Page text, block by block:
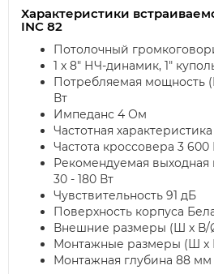
Характеристики
INC 82
Потолочный
1 x 8" НЧ-динамик, 1"
Потребляемая мощность
Вт
Импеданс 4 Ом
Частотная
Частота кроссовера 3 600
Рекомендуемая
30 - 180 Вт
Чувствительность 91 дБ
Поверхность корпуса
Внешние размеры (Ш x В/
Монтажные размеры (Ш x
Монтажная глубина 88 мм